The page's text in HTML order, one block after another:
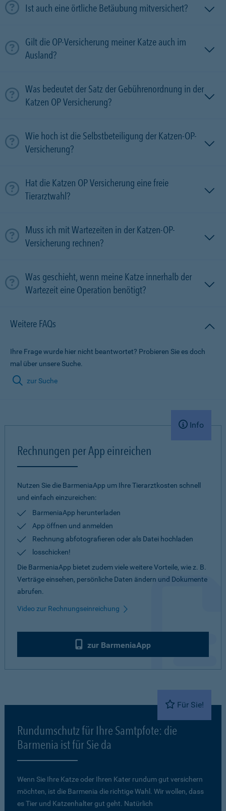
Ist auch eine örtliche Betäubung mitversichert?
Gilt die OP-Versicherung meiner Katze auch im
Ausland?
Was bedeutet der Satz der Gebührenordnung in der
Katzen OP Versicherung?
Wie hoch ist die Selbstbeteiligung der Katzen-OP-
Versicherung?
Hat die Katzen OP Versicherung eine freie
Tierarztwahl?
Muss ich mit Wartezeiten in der Katzen-OP-
Versicherung rechnen?
Was geschieht, wenn meine Katze innerhalb der
Wartezeit eine Operation benötigt?
Weitere FAQs
Ihre Frage wurde hier nicht beantwortet? Probieren Sie es doch
mal über unsere Suche.
zur Suche
Info
Rechnungen per App einreichen
Nutzen Sie die BarmeniaApp um Ihre Tierarztkosten schnell
und einfach einzureichen:
BarmeniaApp herunterladen
App öffnen und anmelden
Rechnung abfotografieren oder als Datei hochladen
losschicken!
Die BarmeniaApp bietet zudem viele weitere Vorteile, wie z. B.
Verträge einsehen, persönliche Daten ändern und Dokumente
abrufen.
Video zur Rechnungseinreichung
zur BarmeniaApp
Für Sie!
Rundumschutz für Ihre Samtpfote: die
Barmenia ist für Sie da
Wenn Sie Ihre Katze oder Ihren Kater rundum gut versichern
möchten, ist die Barmenia die richtige Wahl. Wir wollen, dass
es Tier und Katzenhalter gut geht. Natürlich